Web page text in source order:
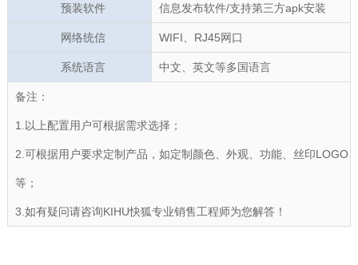
预装软件 信息发布软件/支持第三方apk安装
网络统信 WIFI、RJ45网口
系统语言 中文、英文等多国语言
备注：
1.以上配置用户可根据需求选择；
2.可根据用户要求定制产品，如定制颜色、外观、功能、丝印LOGO
等；
3.如有疑问请咨询KIHU快狐专业销售工程师为您解答！